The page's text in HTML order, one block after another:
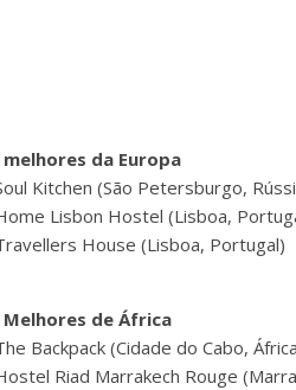
melhores da Europa
Kitchen (São Petersburgo,
Lisbon Hostel (Lisboa,
House (Lisboa, Portugal)
Melhores de África
Backpack (Cidade do Cabo,
Riad Marrakech Rouge